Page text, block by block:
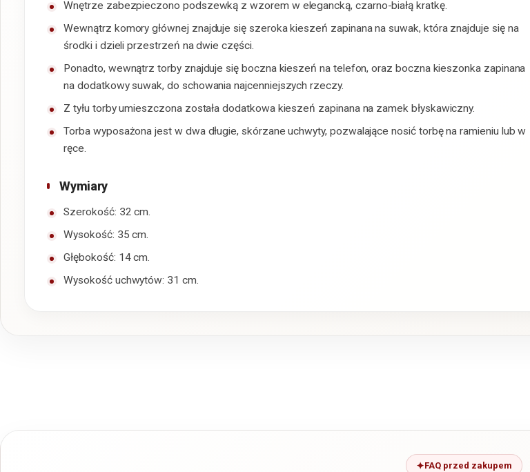
Wnętrze zabezpieczono podszewką z wzorem w elegancką, czarno-białą kratkę.
Wewnątrz komory głównej znajduje się szeroka kieszeń zapinana na suwak, która znajduje się na
środki i dzieli przestrzeń na dwie części.
Ponadto, wewnątrz torby znajduje się boczna kieszeń na telefon, oraz boczna kieszonka zapinana
na dodatkowy suwak, do schowania najcenniejszych rzeczy.
Z tyłu torby umieszczona została dodatkowa kieszeń zapinana na zamek błyskawiczny.
Torba wyposażona jest w dwa długie, skórzane uchwyty, pozwalające nosić torbę na ramieniu lub w
ręce.
Wymiary
Szerokość: 32 cm.
Wysokość: 35 cm.
Głębokość: 14 cm.
Wysokość uchwytów: 31 cm.
FAQ przed zakupem